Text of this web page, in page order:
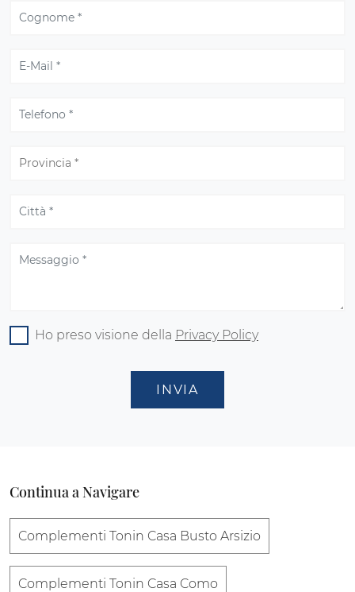
Ho preso visione della Privacy Policy
INVIA
Continua a Navigare
Complementi Tonin Casa Busto Arsizio
Complementi Tonin Casa Como